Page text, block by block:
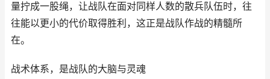
量拧成一股绳，让战队在面对同样人数的散兵队伍时，往
往能以更小的代价取得胜利，这正是战队作战的精髓所
在。
战术体系，是战队的大脑与灵魂